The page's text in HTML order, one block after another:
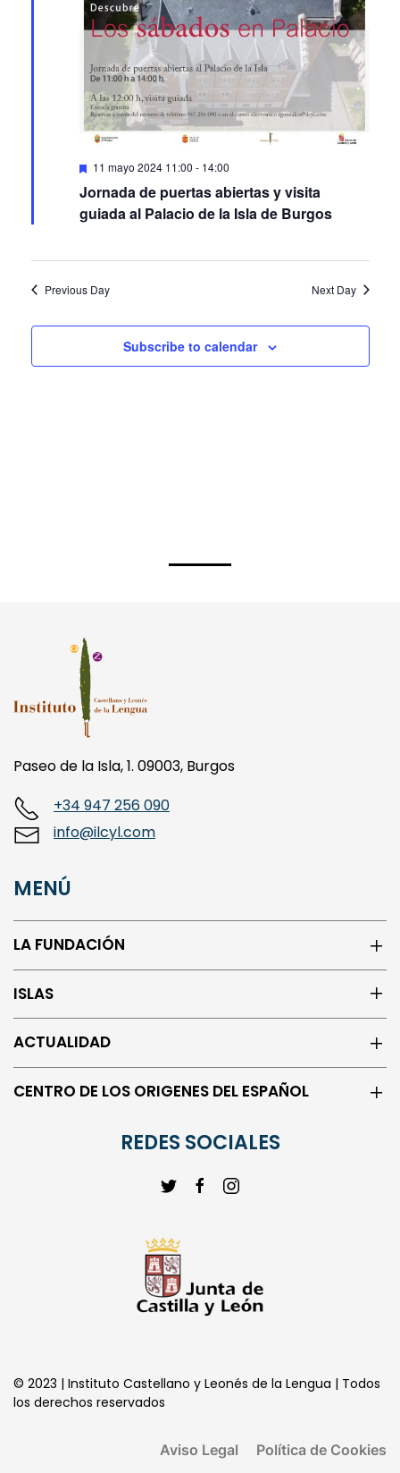
Featured
11 mayo 2024 11:00 - 14:00
Jornada de puertas abiertas y visita
guiada al Palacio de la Isla de Burgos
Previous Day Next Day
Subscribe to calendar
Paseo de la Isla, 1. 09003, Burgos
+34 947 256 090
info@ilcyl.com
MENÚ
LA FUNDACIÓN
ISLAS
ACTUALIDAD
CENTRO DE LOS ORIGENES DEL ESPAÑOL
REDES SOCIALES
© 2023 | Instituto Castellano y Leonés de la Lengua | Todos
los derechos reservados
Aviso Legal
Política de Cookies